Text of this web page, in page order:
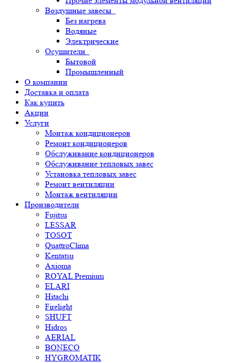
Воздушные завесы
Без нагрева
Водяные
Электрические
Осушители
Бытовой
Промышленный
О компании
Доставка и оплата
Как купить
Акции
Услуги
Монтаж кондиционеров
Ремонт кондиционеров
Обслуживание кондиционеров
Обслуживание тепловых завес
Установка тепловых завес
Ремонт вентиляции
Монтаж вентиляции
Производители
Fujitsu
LESSAR
TOSOT
QuattroClima
Kentatsu
Axioma
ROYAL Premium
ELARI
Hitachi
Firelight
SHUFT
Hidros
AERIAL
BONECO
HYGROMATIK